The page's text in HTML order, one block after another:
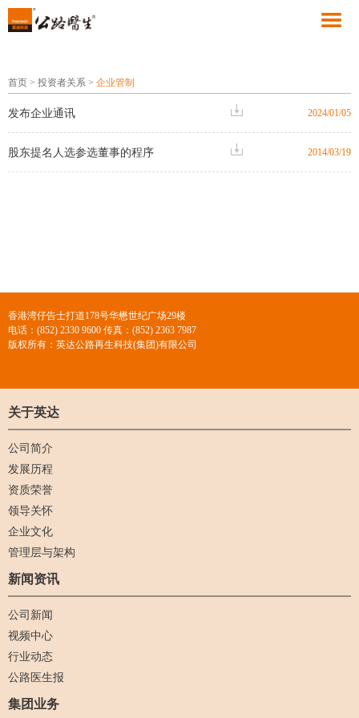
首页 > 投资者关系 > 企业管制
2024/01/05
发布企业通讯
2014/03/19
股东提名人选参选董事的程序
香港湾仔告士打道178号华懋世纪广场29楼
电话：(852) 2330 9600 传真：(852) 2363 7987
版权所有：英达公路再生科技(集团)有限公司
关于英达
公司简介
发展历程
资质荣誉
领导关怀
企业文化
管理层与架构
新闻资讯
公司新闻
视频中心
行业动态
公路医生报
集团业务